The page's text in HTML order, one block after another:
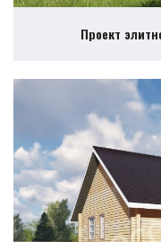
Проект